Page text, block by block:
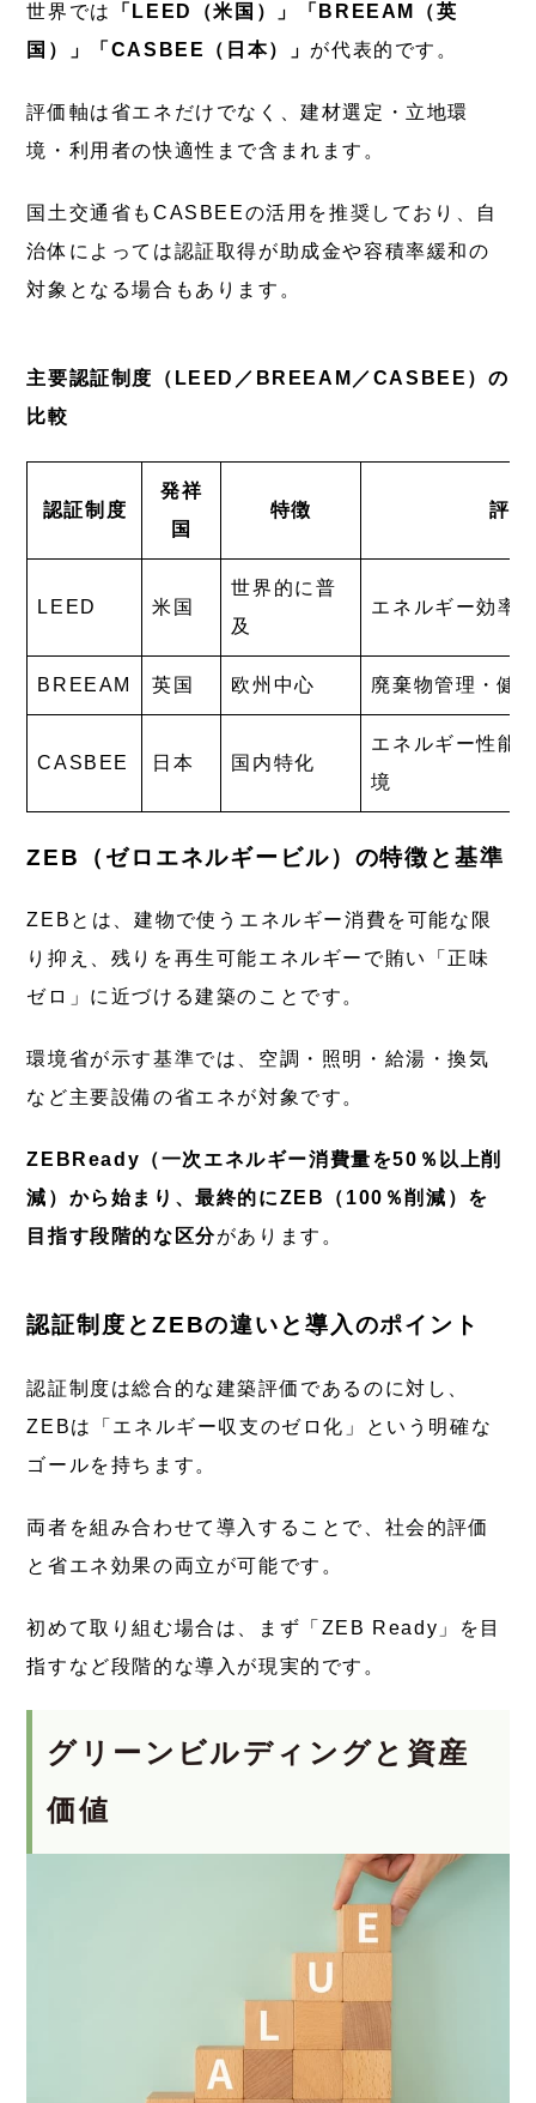
世界では
「LEED（米国）」「BREEAM（英
国）」「CASBEE（日本）」 が代表的です。
評価軸は省エネだけでなく、建材選定・立地環
境・利用者の快適性まで含まれます。
国土交通省もCASBEEの活用を推奨しており、自
治体によっては認証取得が助成金や容積率緩和の
対象となる場合もあります。
主要認証制度（LEED／BREEAM／CASBEE）の
比較
認証制度
発祥
国
特徴 評価
LEED 米国
世界的に普
及
エネルギー効率
BREEAM 英国 欧州中心 廃棄物管理・健
CASBEE 日本 国内特化
エネルギー性能
境
ZEB（ゼロエネルギービル）の特徴と基準
ZEBとは、建物で使うエネルギー消費を可能な限
り抑え、残りを再生可能エネルギーで賄い「正味
ゼロ」に近づける建築のことです。
環境省が示す基準では、空調・照明・給湯・換気
など主要設備の省エネが対象です。
ZEBReady（一次エネルギー消費量を50％以上削
減）から始まり、最終的にZEB（100％削減）を
目指す段階的な区分があります。
認証制度とZEBの違いと導入のポイント
認証制度は総合的な建築評価であるのに対し、
ZEBは「エネルギー収支のゼロ化」という明確な
ゴールを持ちます。
両者を組み合わせて導入することで、社会的評価
と省エネ効果の両立が可能です。
初めて取り組む場合は、まず「ZEB Ready」を目
指すなど段階的な導入が現実的です。
グリーンビルディングと資産
価値